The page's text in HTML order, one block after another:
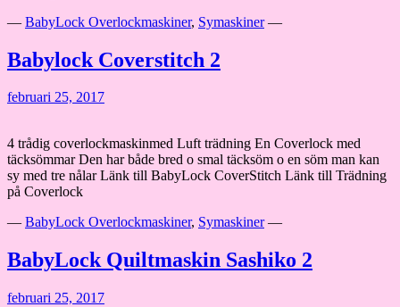
— BabyLock Overlockmaskiner, Symaskiner—
Babylock Coverstitch 2
februari 25, 2017
4 trådig coverlockmaskinmed Luft trädning En Coverlock med
täcksömmar Den har både bred o smal täcksöm o en söm man kan
sy med tre nålar Länk till BabyLock CoverStitch Länk till Trädning
på Coverlock
— BabyLock Overlockmaskiner, Symaskiner—
BabyLock Quiltmaskin Sashiko 2
februari 25, 2017